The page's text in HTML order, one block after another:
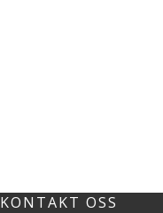
KONTAKT OSS